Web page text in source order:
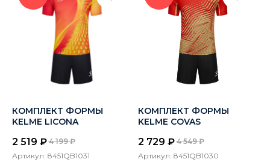
КОМПЛЕКТ ФОРМЫ
KELME LICONA
2 519 ₽ 4 199 ₽
Артикул: 8451QB1031
КОМПЛЕКТ ФОРМЫ
KELME COVAS
2 729 ₽ 4 549 ₽
Артикул: 8451QB1030